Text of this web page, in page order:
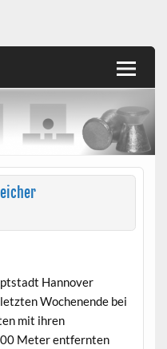
Hannover
Wochenende bei
mit ihren
Meter entfernten